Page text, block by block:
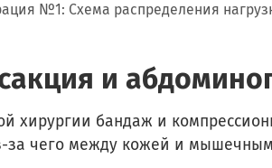
№1: Схема распределения
и
хирургии бандаж и
за чего между кожей и